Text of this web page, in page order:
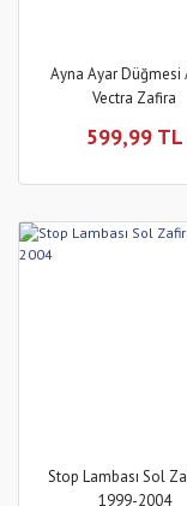
Ayna Ayar Düğmesi
Vectra Zafira
599,99 TL
Stop Lambası Sol
1999-2004